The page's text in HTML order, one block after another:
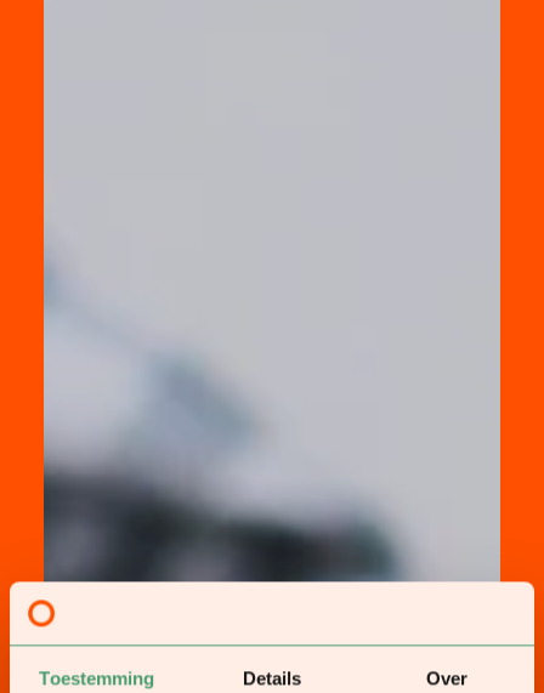
Toestemming Details Over